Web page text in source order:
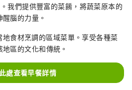
我們提供豐富的菜餚，將蔬菜原本的
腦的力量。
食材烹調的區域菜單。享受各種菜
區的文化和傳統。
處查看早餐詳情